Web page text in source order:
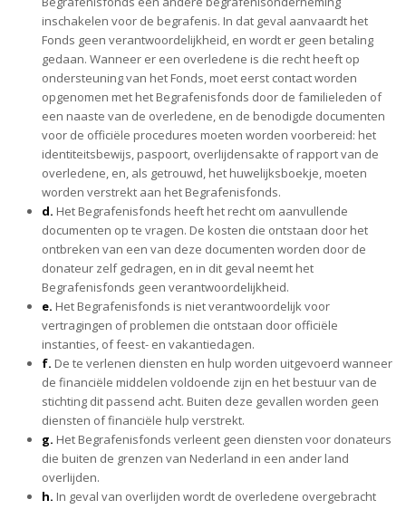
inschakelen voor de begrafenis. In dat geval aanvaardt het
Fonds geen verantwoordelijkheid, en wordt er geen betaling
gedaan. Wanneer er een overledene is die recht heeft op
ondersteuning van het Fonds, moet eerst contact worden
opgenomen met het Begrafenisfonds door de familieleden of
een naaste van de overledene, en de benodigde documenten
voor de officiële procedures moeten worden voorbereid: het
identiteitsbewijs, paspoort, overlijdensakte of rapport van de
overledene, en, als getrouwd, het huwelijksboekje, moeten
worden verstrekt aan het Begrafenisfonds.
d. Het Begrafenisfonds heeft het recht om aanvullende
documenten op te vragen. De kosten die ontstaan door het
ontbreken van een van deze documenten worden door de
donateur zelf gedragen, en in dit geval neemt het
Begrafenisfonds geen verantwoordelijkheid.
e. Het Begrafenisfonds is niet verantwoordelijk voor
vertragingen of problemen die ontstaan door officiële
instanties, of feest- en vakantiedagen.
f. De te verlenen diensten en hulp worden uitgevoerd wanneer
de financiële middelen voldoende zijn en het bestuur van de
stichting dit passend acht. Buiten deze gevallen worden geen
diensten of financiële hulp verstrekt.
g. Het Begrafenisfonds verleent geen diensten voor donateurs
die buiten de grenzen van Nederland in een ander land
overlijden.
h. In geval van overlijden wordt de overledene overgebracht